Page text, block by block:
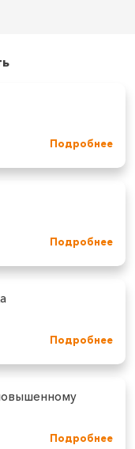
Подробнее
Подробнее
Подробнее
Подробнее